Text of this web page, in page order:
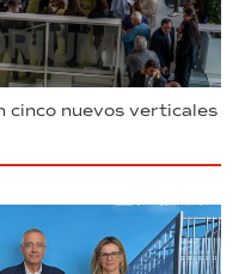
cinco nuevos verticales